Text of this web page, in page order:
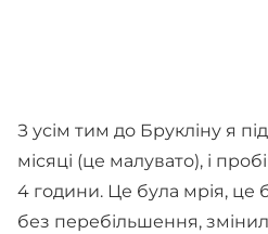
З усім тим до Брукліну я
місяці (це малувато), і
4 години. Це була мрія, це
без перебільшення,